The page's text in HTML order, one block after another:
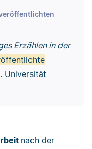
Erzählen in der
Universität
nach der